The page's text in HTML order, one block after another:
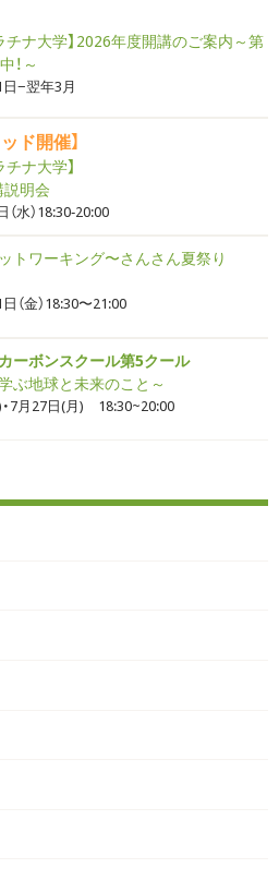
チナ大学】2026年度開講のご案内～第
！～
−翌年3月
ド開催】
チナ大学】
明会
水）18:30‐20:00
トワーキング〜さんさん夏祭り
（金）18:30〜21:00
ーボンスクール第5クール
ぶ地球と未来のこと～
・7月27日(月) 18:30~20:00